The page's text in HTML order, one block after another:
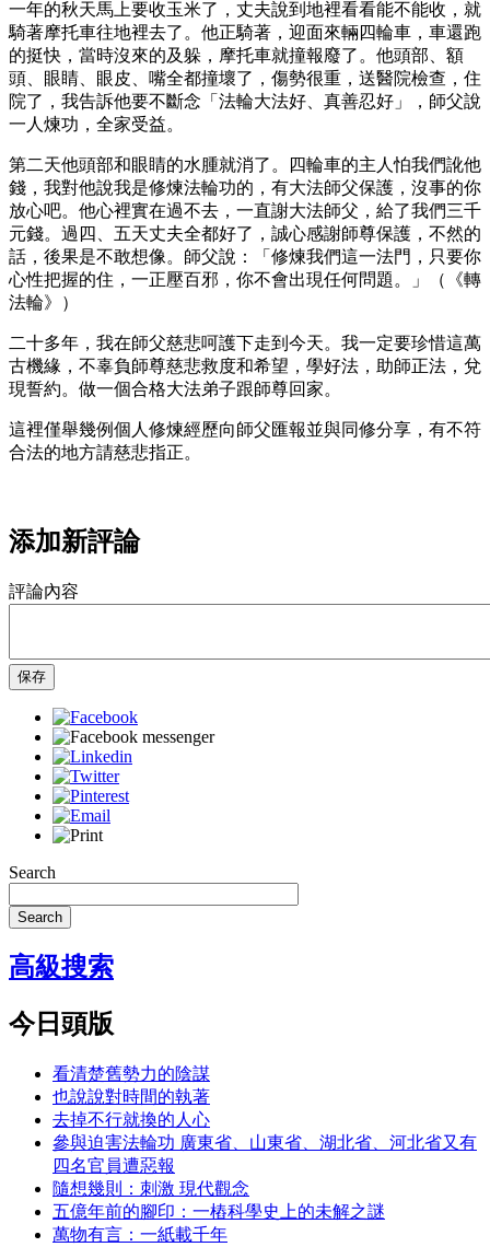
一年的秋天馬上要收玉米了，丈夫說到地裡看看能不能收，就
騎著摩托車往地裡去了。他正騎著，迎面來輛四輪車，車還跑
的挺快，當時沒來的及躲，摩托車就撞報廢了。他頭部、額
頭、眼睛、眼皮、嘴全都撞壞了，傷勢很重，送醫院檢查，住
院了，我告訴他要不斷念「法輪大法好、真善忍好」，師父說
一人煉功，全家受益。
第二天他頭部和眼睛的水腫就消了。四輪車的主人怕我們訛他
錢，我對他說我是修煉法輪功的，有大法師父保護，沒事的你
放心吧。他心裡實在過不去，一直謝大法師父，給了我們三千
元錢。過四、五天丈夫全都好了，誠心感謝師尊保護，不然的
話，後果是不敢想像。師父說：「修煉我們這一法門，只要你
心性把握的住，一正壓百邪，你不會出現任何問題。」（《轉
法輪》）
二十多年，我在師父慈悲呵護下走到今天。我一定要珍惜這萬
古機緣，不辜負師尊慈悲救度和希望，學好法，助師正法，兌
現誓約。做一個合格大法弟子跟師尊回家。
這裡僅舉幾例個人修煉經歷向師父匯報並與同修分享，有不符
合法的地方請慈悲指正。
添加新評論
評論內容
保存
Search
Search
高級搜索
今日頭版
看清楚舊勢力的陰謀
也說說對時間的執著
去掉不行就換的人心
參與迫害法輪功 廣東省、山東省、湖北省、河北省又有
四名官員遭惡報
隨想幾則：刺激 現代觀念
五億年前的腳印：一樁科學史上的未解之謎
萬物有言：一紙載千年